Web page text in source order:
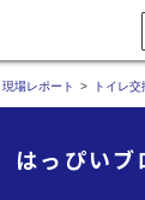
現場レポート トイレ
はっぴいブ